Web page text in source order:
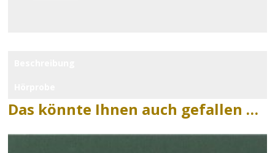
Das könnte Ihnen auch gefallen …